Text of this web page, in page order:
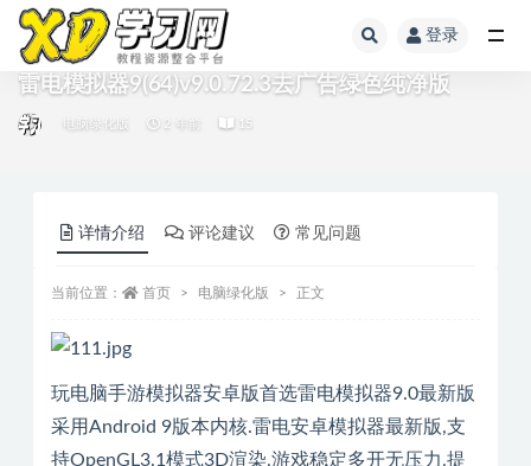
登录
雷电模拟器9(64)v9.0.72.3去广告绿色纯净版
电脑绿化版 2 年前 15
详情介绍 评论建议 常见问题
当前位置： 首页 电脑绿化版 正文
玩电脑手游模拟器安卓版首选雷电模拟器9.0最新版
采用Android 9版本内核.雷电安卓模拟器最新版,支
持OpenGL3.1模式3D渲染,游戏稳定多开无压力,提